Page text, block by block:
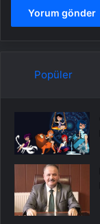
Popüler